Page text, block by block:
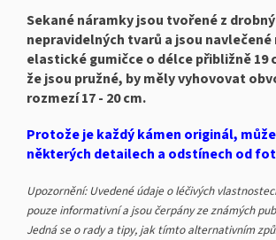
Sekané náramky jsou tvořené z
nepravidelných tvarů a jsou
elastické gumičce o délce přibližně 19
že jsou pružné, by měly vyhovovat
rozmezí 17 - 20 cm.
Protože je každý kámen originál,
některých detailech a odstínech od
Upozornění: Uvedené údaje o léčivých
pouze informativní a jsou čerpány ze známých
Jedná se o rady a tipy, jak tímto alternativním